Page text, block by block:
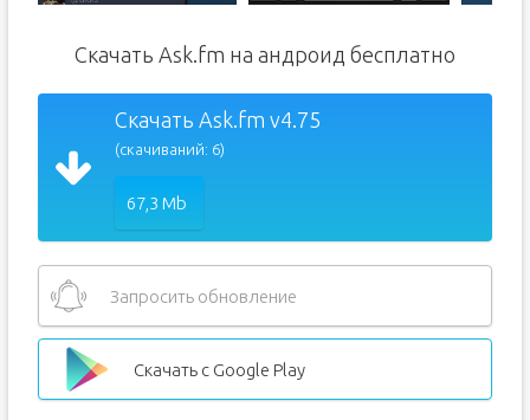
Скачать Ask.fm на андроид бесплатно
Скачать Ask.fm v4.75
(скачиваний: 6)
67,3 Mb
Запросить обновление
Скачать с Google Play